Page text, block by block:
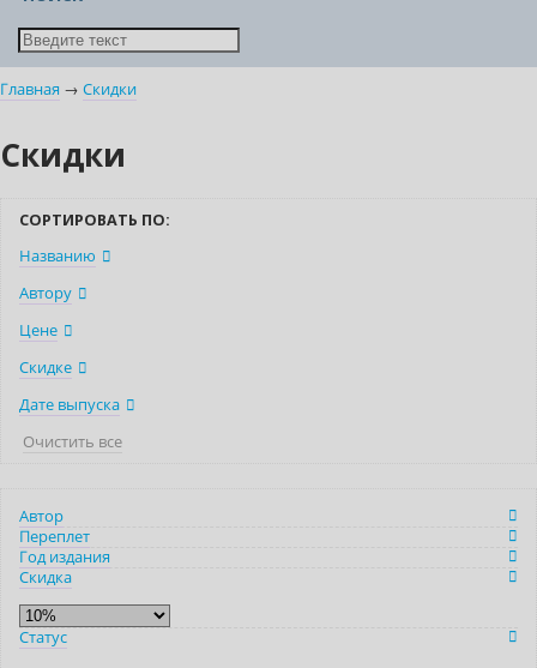
Главная → Скидки
Скидки
СОРТИРОВАТЬ ПО:
Названию
Автору
Цене
Скидке
Дате выпуска
Очистить все
Автор
Переплет
Год издания
Скидка
Статус